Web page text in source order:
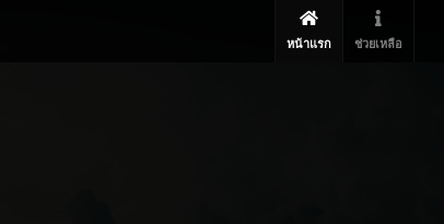
หน้าแรก ช่วยเหลือ